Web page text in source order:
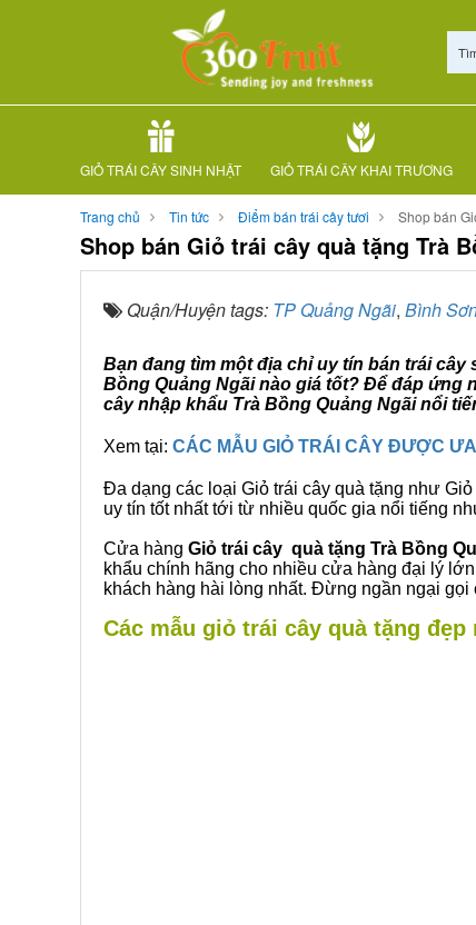
GIỎ TRÁI CÂY SINH NHẬT GIỎ TRÁI CÂY KHAI TRƯƠNG
Trang chủ Tin tức Điểm bán trái cây tươi Shop bán
Shop bán Giỏ trái cây quà tặng Trà
Quận/Huyện tags: TP Quảng Ngãi, Bình
Bạn đang tìm một địa chỉ uy tín bán trái
Bồng Quảng Ngãi nào giá tốt? Để đáp ứng
cây nhập khẩu Trà Bồng Quảng Ngãi nổi
Xem tại: CÁC MẪU GIỎ TRÁI CÂY ĐƯỢC
Đa dạng các loại Giỏ trái cây quà tặng như
uy tín tốt nhất tới từ nhiều quốc gia nổi tiếng
Cửa hàng Giỏ trái cây quà tặng Trà Bồng
khẩu chính hãng cho nhiều cửa hàng đại lý
khách hàng hài lòng nhất. Đừng ngần ngại gọi
Các mẫu giỏ trái cây quà tặng